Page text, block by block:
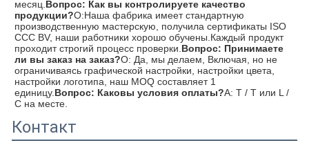
месяц. Вопрос: Как вы контролируете качество
продукции?О:Наша фабрика имеет стандартную
производственную мастерскую, получила сертификаты ISO
CCC BV, наши работники хорошо обучены.Каждый продукт
проходит строгий процесс проверки. Вопрос: Принимаете
ли вы заказ на заказ?О: Да, мы делаем, Включая, но не
ограничиваясь графической настройки, настройки цвета,
настройки логотипа, наш MOQ составляет 1
единицу. Вопрос: Каковы условия оплаты?A: T / T или L /
C на месте.
Контакт